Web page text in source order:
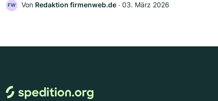
FW Von Redaktion firmenweb.de ‧ 03. März 2026